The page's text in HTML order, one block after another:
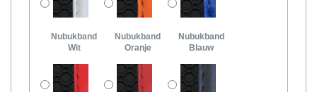
Nubukband
Wit
Nubukband
Oranje
Nubukband
Blauw